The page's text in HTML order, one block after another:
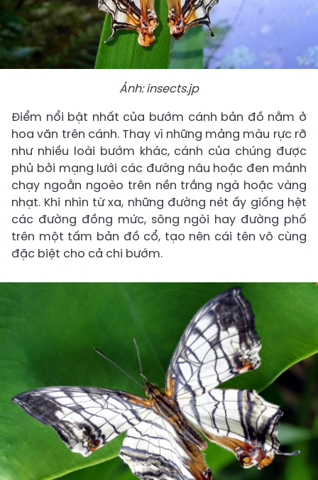
Ảnh: insects.jp
Điểm nổi bật nhất của bướm cánh bản đồ nằm ở
hoa văn trên cánh. Thay vì những mảng màu rực rỡ
như nhiều loài bướm khác, cánh của chúng được
phủ bởi mạng lưới các đường nâu hoặc đen mảnh
chạy ngoằn ngoèo trên nền trắng ngà hoặc vàng
nhạt. Khi nhìn từ xa, những đường nét ấy giống hệt
các đường đồng mức, sông ngòi hay đường phố
trên một tấm bản đồ cổ, tạo nên cái tên vô cùng
đặc biệt cho cả chi bướm.